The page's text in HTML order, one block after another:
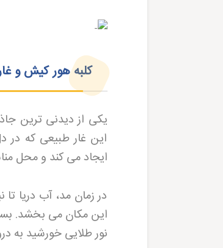
کلبه هور کیش و
یکی از دیدنی ترین
این غار طبیعی که در
ایجاد می کند و محل
در زمان مد، آب دریا
این مکان می بخشد.
نور طلایی خورشید به